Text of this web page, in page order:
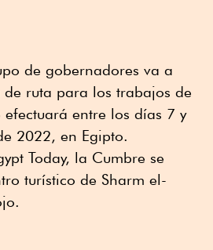
de gobernadores va a
ruta para los trabajos de
entre los días 7 y
2022, en Egipto.
Today, la Cumbre se
turístico de Sharm el-